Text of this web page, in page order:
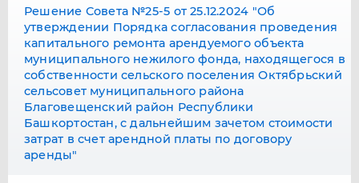
Решение Совета №25-5 от 25.12.2024 "Об
утверждении Порядка согласования проведения
капитального ремонта арендуемого объекта
муниципального нежилого фонда, находящегося в
собственности сельского поселения Октябрьский
сельсовет муниципального района
Благовещенский район Республики
Башкортостан, с дальнейшим зачетом стоимости
затрат в счет арендной платы по договору
аренды"